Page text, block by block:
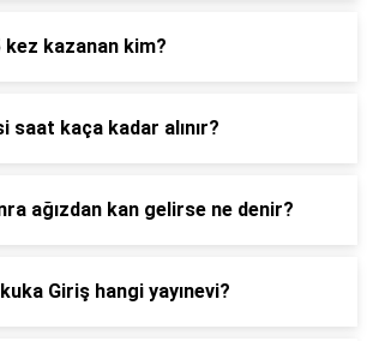
kez kazanan kim?
saat kaça kadar alınır?
ağızdan kan gelirse ne denir?
Giriş hangi yayınevi?